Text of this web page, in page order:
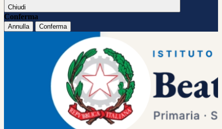
Chiudi
Conferma
Annulla Conferma